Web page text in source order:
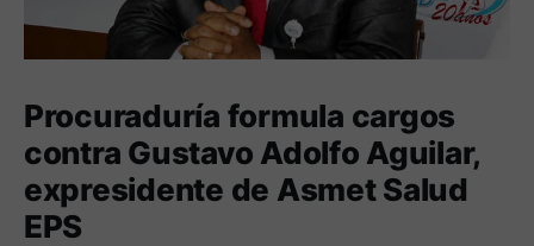
Procuraduría formula cargos
contra Gustavo Adolfo Aguilar,
expresidente de Asmet Salud
EPS